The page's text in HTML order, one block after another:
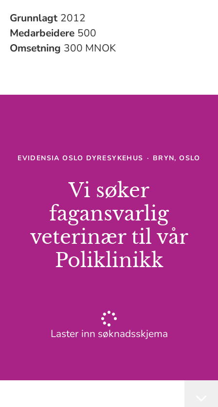
Grunnlagt 2012
Medarbeidere 500
Omsetning 300 MNOK
EVIDENSIA OSLO DYRESYKEHUS · BRYN, OSLO
Vi søker
fagansvarlig
veterinær til vår
Poliklinikk
Laster inn søknadsskjema